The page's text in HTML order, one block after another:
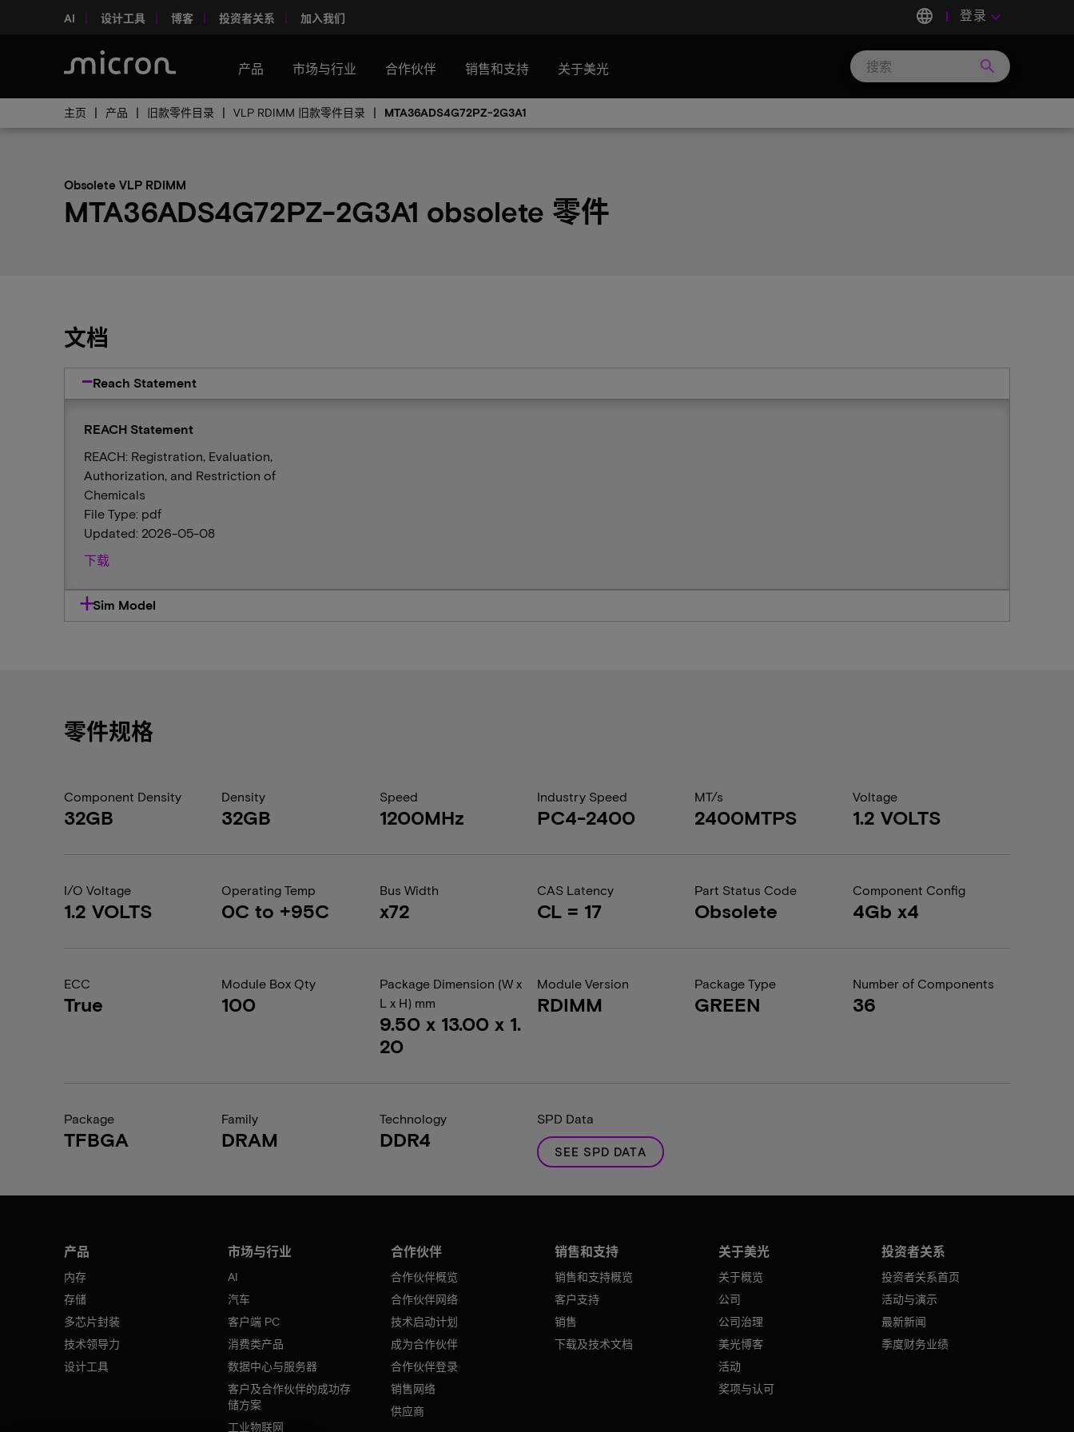
AI 设计工具 博客 投资者关系 加入我们 language 登录 keyboard_arrow_down
产品 市场与行业 合作伙伴 销售和支持 关于美光 search
主页 产品 旧款零件目录 VLP RDIMM 旧款零件目录 MTA36ADS4G72PZ-2G3A1
Obsolete VLP RDIMM
MTA36ADS4G72PZ-2G3A1 obsolete 零件
文档
Reach Statement
REACH Statement
REACH: Registration, Evaluation,
Authorization, and Restriction of
Chemicals
File Type: pdf
Updated: 2026-05-08
下载
Sim Model
零件规格
Component Density
32GB
Density
32GB
Speed
1200MHz
Industry Speed
PC4-2400
MT/s
2400MTPS
Voltage
1.2 VOLTS
I/O Voltage
1.2 VOLTS
Operating Temp
0C to +95C
Bus Width
x72
CAS Latency
CL = 17
Part Status Code
Obsolete
Component Config
4Gb x4
ECC
True
Module Box Qty
100
Package Dimension (W x
L x H) mm
9.50 x 13.00 x 1.
20
Module Version
RDIMM
Package Type
GREEN
Number of Components
36
Package
TFBGA
Family
DRAM
Technology
DDR4
SPD Data
SEE SPD DATA
产品
内存
存储
多芯片封装
技术领导力
设计工具
市场与行业
AI
汽车
客户端 PC
消费类产品
数据中心与服务器
客户及合作伙伴的成功存
储方案
工业物联网
合作伙伴
合作伙伴概览
合作伙伴网络
技术启动计划
成为合作伙伴
合作伙伴登录
销售网络
供应商
销售和支持
销售和支持概览
客户支持
销售
下载及技术文档
关于美光
关于概览
公司
公司治理
美光博客
活动
奖项与认可
投资者关系
投资者关系首页
活动与演示
最新新闻
季度财务业绩